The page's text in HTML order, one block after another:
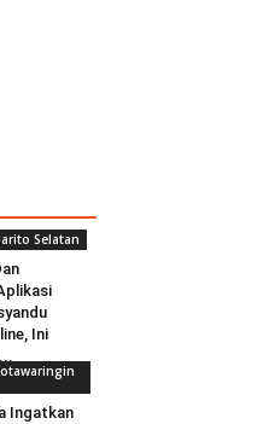
Selatan
Ini
Ingatkan